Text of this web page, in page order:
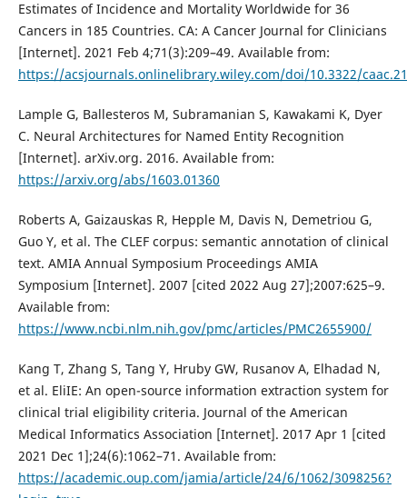
Estimates of Incidence and Mortality Worldwide for 36
Cancers in 185 Countries. CA: A Cancer Journal for Clinicians
[Internet]. 2021 Feb 4;71(3):209–49. Available from:
https://acsjournals.onlinelibrary.wiley.com/doi/10.3322/
Lample G, Ballesteros M, Subramanian S, Kawakami K, Dyer
C. Neural Architectures for Named Entity Recognition
[Internet]. arXiv.org. 2016. Available from:
https://arxiv.org/abs/1603.01360
Roberts A, Gaizauskas R, Hepple M, Davis N, Demetriou G,
Guo Y, et al. The CLEF corpus: semantic annotation of clinical
text. AMIA Annual Symposium Proceedings AMIA
Symposium [Internet]. 2007 [cited 2022 Aug 27];2007:625–9.
Available from:
https://www.ncbi.nlm.nih.gov/pmc/articles/PMC2655900/
Kang T, Zhang S, Tang Y, Hruby GW, Rusanov A, Elhadad N,
et al. EliIE: An open-source information extraction system for
clinical trial eligibility criteria. Journal of the American
Medical Informatics Association [Internet]. 2017 Apr 1 [cited
2021 Dec 1];24(6):1062–71. Available from:
https://academic.oup.com/jamia/article/24/6/1062/3098256?